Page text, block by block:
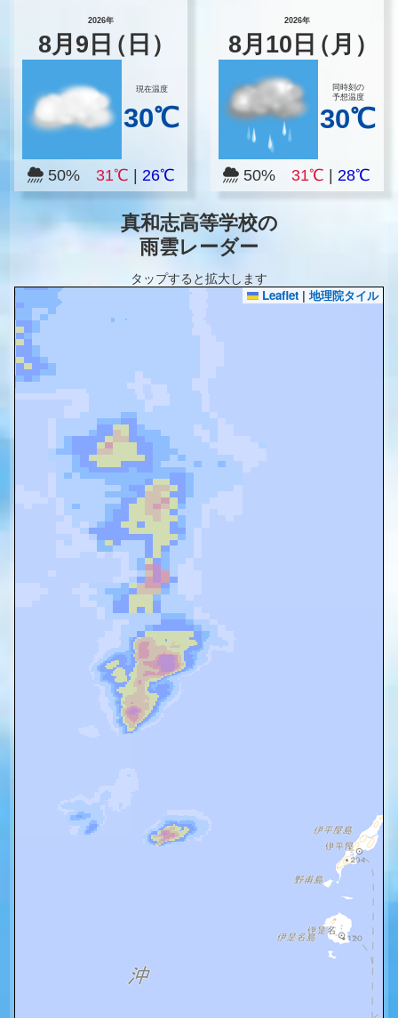
2026年
8月 9 日（日）
現在温度
30℃
50% 31℃ 26℃
2026年
8月 10 日（月）
同時刻の
予想温度
30℃
50%31℃ |28℃
真和志高等学校の
雨雲レーダー
タップすると拡大します
Leaflet | 地理院タイル